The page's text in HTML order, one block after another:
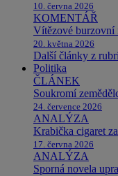
10. června 2026
KOMENTÁŘ
Vítězové burzovní
20. května 2026
Další články z
Politika
ČLÁNEK
Soukromí
24. července 2026
ANALÝZA
Krabička cigaret
17. června 2026
ANALÝZA
Sporná novela